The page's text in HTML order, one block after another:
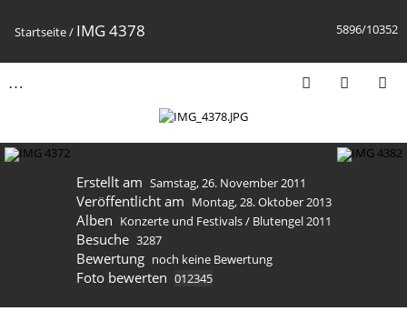
5896/10352
Startseite/ IMG 4378
Erstellt am Samstag, 26. November 2011
Veröffentlicht am Montag, 28. Oktober 2013
Alben Konzerte und Festivals/ Blutengel 2011
Besuche 3287
Bewertung noch keine Bewertung
Foto bewerten